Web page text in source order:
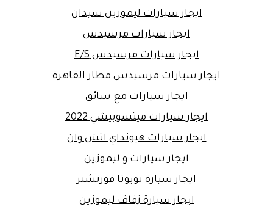
ايجار سيارات ليموزين سيدان
ايجار سيارات مرسيدس
ايجار سيارات مرسيدس E/S
ايجار سيارات مرسيدس مطار القاهرة
ايجار سيارات مع سائق
ايجار سيارات ميتسوبيشي 2022
ايجار سيارات هيونداي اتش وان
ايجار سيارات و ليموزين
ايجار سيارة تويوتا فورتشنر
ايجار سيارة زفاف ليموزين